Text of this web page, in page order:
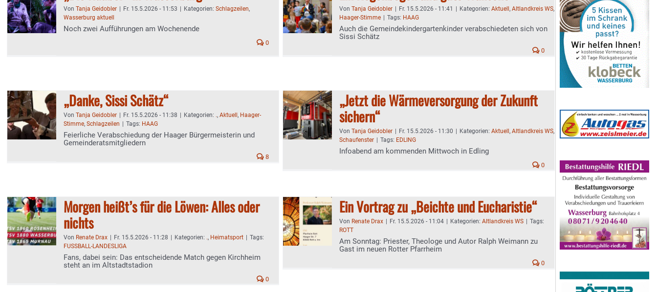
Von Tanja Geidobler Fr. 15.5.2026 - 11:53 Kategorien: Schlagzeilen,
Wasserburg aktuell
Noch zwei Aufführungen am Wochenende
0
Von Tanja Geidobler Fr. 15.5.2026 - 11:41 Kategorien: Aktuell , Altlandkreis WS,
Haager-Stimme
Tags: HAAG
Auch die Gemeindekindergartenkinder verabschiedeten sich von
Sissi Schätz
0
„Danke, Sissi Schätz“
Von Tanja Geidobler Fr. 15.5.2026 - 11:38 Kategorien: ., Aktuell , Haager-
Stimme, Schlagzeilen Tags: HAAG
Feierliche Verabschiedung der Haager Bürgermeisterin und
Gemeinderatsmitgliedern
8
„Jetzt die Wärmeversorgung der Zukunft
sichern“
Von Tanja Geidobler Fr. 15.5.2026 - 11:30 Kategorien: Aktuell , Altlandkreis WS,
Schaufenster
Tags: EDLING
Infoabend am kommenden Mittwoch in Edling
0
Morgen heißt’s für die Löwen: Alles oder
nichts
Von Renate Drax Fr. 15.5.2026 - 11:28 Kategorien: ., Heimatsport
Tags:
FUSSBALL-LANDESLIGA
Fans, dabei sein: Das entscheidende Match gegen Kirchheim
steht an im Altstadtstadion
0
Ein Vortrag zu „Beichte und Eucharistie“
Von Renate Drax Fr. 15.5.2026 - 11:04 Kategorien: Altlandkreis WS
Tags:
ROTT
Am Sonntag: Priester, Theologe und Autor Ralph Weimann zu
Gast im neuen Rotter Pfarrheim
0